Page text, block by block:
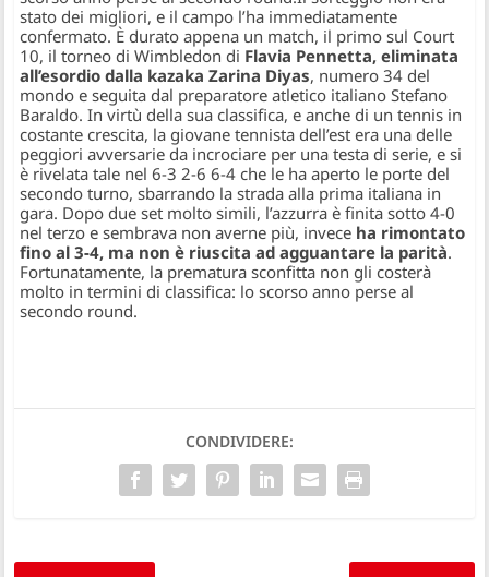
stato dei migliori, e il campo l’ha immediatamente
confermato. È durato appena un match, il primo sul Court
10, il torneo di Wimbledon di Flavia Pennetta, eliminata
all’esordio dalla kazaka Zarina Diyas, numero 34 del
mondo e seguita dal preparatore atletico italiano Stefano
Baraldo. In virtù della sua classifica, e anche di un tennis in
costante crescita, la giovane tennista dell’est era una delle
peggiori avversarie da incrociare per una testa di serie, e si
è rivelata tale nel 6-3 2-6 6-4 che le ha aperto le porte del
secondo turno, sbarrando la strada alla prima italiana in
gara. Dopo due set molto simili, l’azzurra è finita sotto 4-0
nel terzo e sembrava non averne più, invece ha rimontato
fino al 3-4, ma non è riuscita ad agguantare la parità.
Fortunatamente, la prematura sconfitta non gli costerà
molto in termini di classifica: lo scorso anno perse al
secondo round.
CONDIVIDERE: